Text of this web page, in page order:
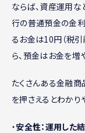
ならば、資産運用な
行の普通預金の金
るお金は10円（税引
ら、預金はお金を増
たくさんある金融商
を押さえるとわかり
・安全性：運用した